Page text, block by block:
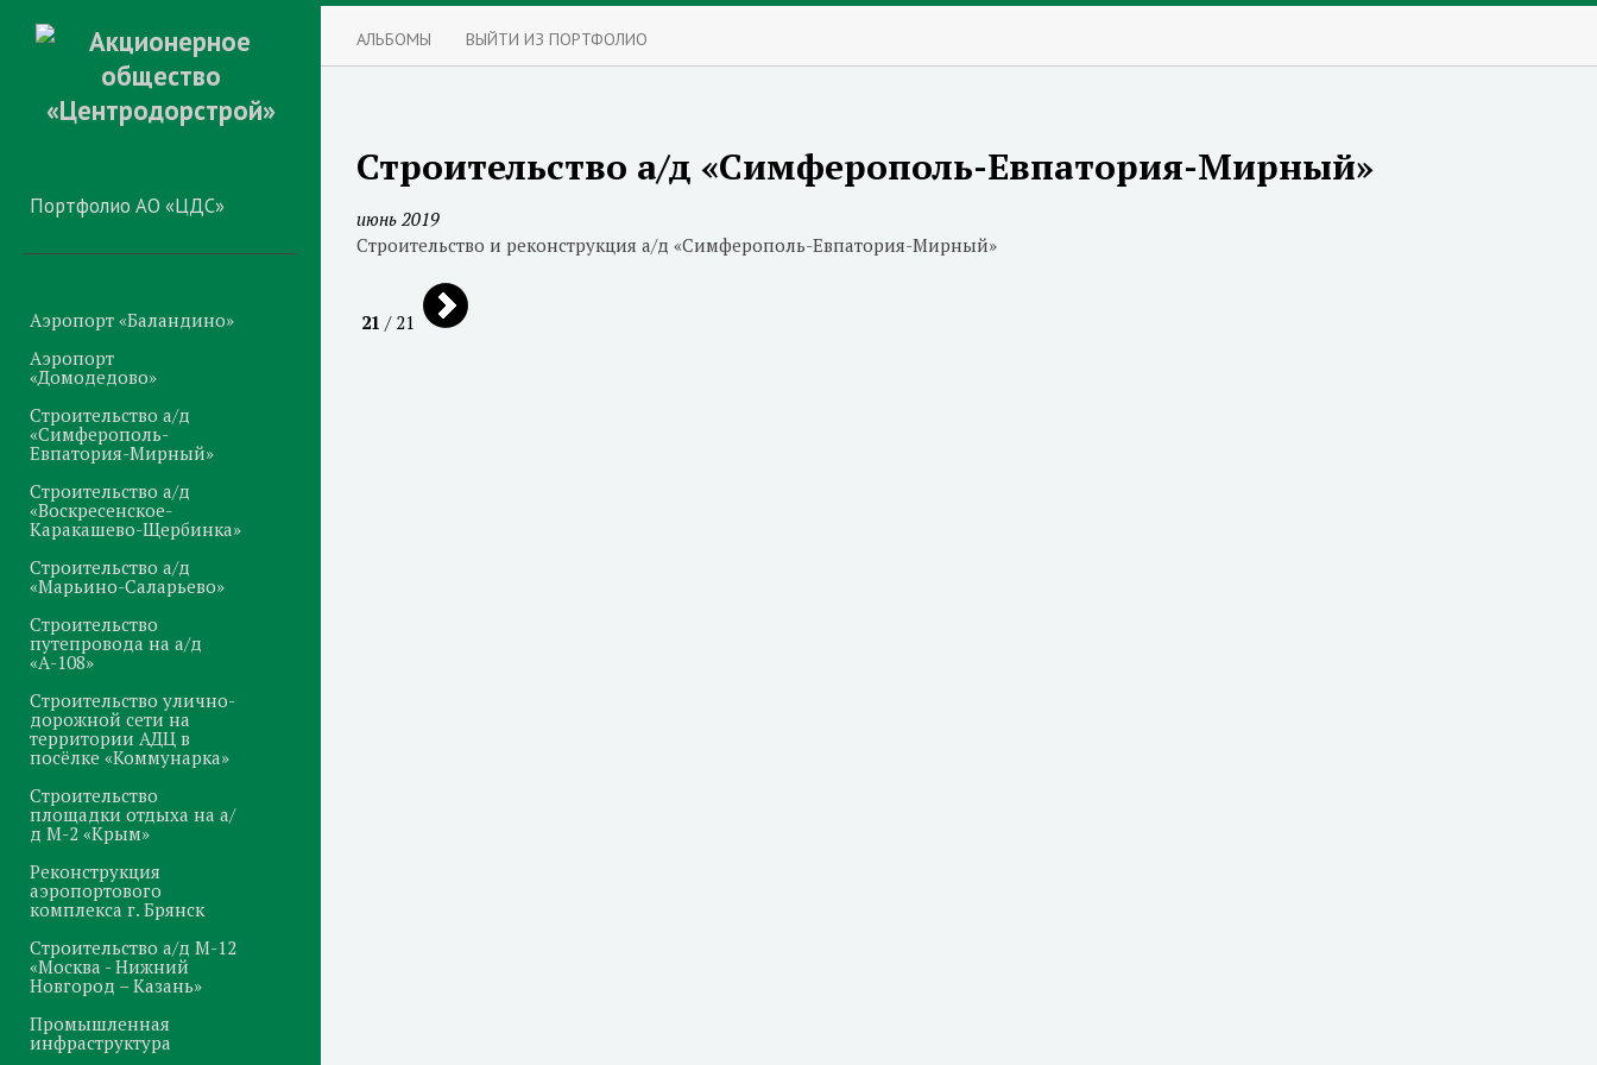
Портфолио АО «ЦДС»
Аэропорт «Баландино»
Аэропорт
«Домодедово»
Строительство а/д
«Симферополь-
Евпатория-Мирный»
Строительство а/д
«Воскресенское-
Каракашево-Щербинка»
Строительство а/д
«Марьино-Саларьево»
Строительство
путепровода на а/д
«А-108»
Строительство улично-
дорожной сети на
территории АДЦ в
посёлке «Коммунарка»
Строительство
площадки отдыха на а/
д М-2 «Крым»
Реконструкция
аэропортового
комплекса г. Брянск
Строительство а/д М-12
«Москва - Нижний
Новгород – Казань»
Промышленная
инфраструктура
АЛЬБОМЫ ВЫЙТИ ИЗ ПОРТФОЛИО
Строительство а/д «Симферополь-Евпатория-Мирный»
июнь 2019
Строительство и реконструкция а/д «Симферополь-Евпатория-Мирный»
21 / 21